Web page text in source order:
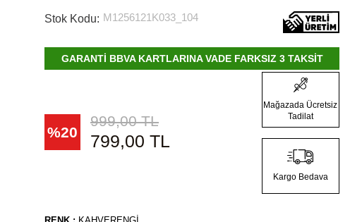
Stok Kodu: M1256121K033_104
GARANTİ BBVA KARTLARINA VADE FARKSIZ 3 TAKSİT
%20
999,00TL
799,00 TL
Mağazada Ücretsiz
Tadilat
Kargo Bedava